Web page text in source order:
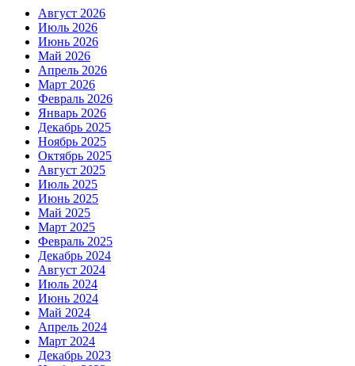
Август 2026
Июль 2026
Июнь 2026
Май 2026
Апрель 2026
Март 2026
Февраль 2026
Январь 2026
Декабрь 2025
Ноябрь 2025
Октябрь 2025
Август 2025
Июль 2025
Июнь 2025
Май 2025
Март 2025
Февраль 2025
Декабрь 2024
Август 2024
Июль 2024
Июнь 2024
Май 2024
Апрель 2024
Март 2024
Декабрь 2023